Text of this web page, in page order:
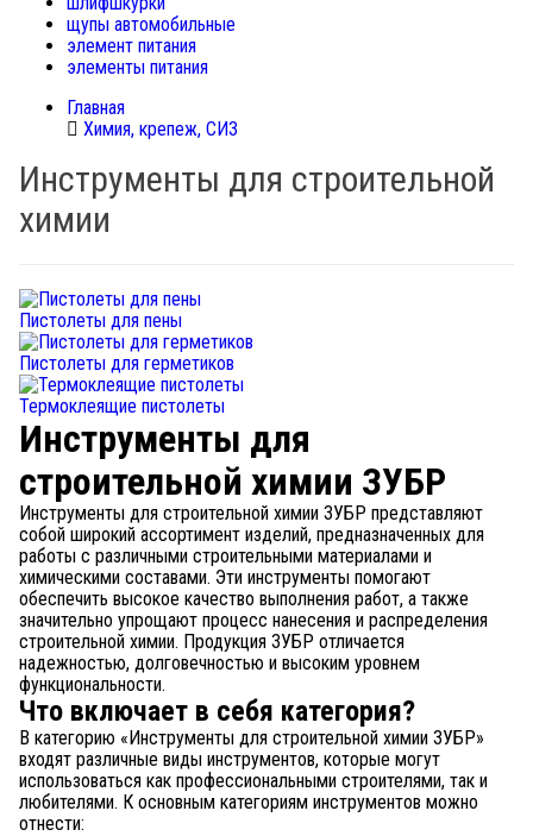
щупы автомобильные
элемент питания
элементы питания
Главная
Химия, крепеж, СИЗ
Инструменты для строительной
химии
Пистолеты для пены
Пистолеты для герметиков
Термоклеящие пистолеты
Инструменты для
строительной химии ЗУБР
Инструменты для строительной химии ЗУБР представляют
собой широкий ассортимент изделий, предназначенных для
работы с различными строительными материалами и
химическими составами. Эти инструменты помогают
обеспечить высокое качество выполнения работ, а также
значительно упрощают процесс нанесения и распределения
строительной химии. Продукция ЗУБР отличается
надежностью, долговечностью и высоким уровнем
функциональности.
Что включает в себя категория?
В категорию «Инструменты для строительной химии ЗУБР»
входят различные виды инструментов, которые могут
использоваться как профессиональными строителями, так и
любителями. К основным категориям инструментов можно
отнести: